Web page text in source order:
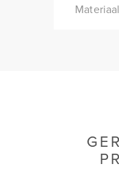
Materiaal